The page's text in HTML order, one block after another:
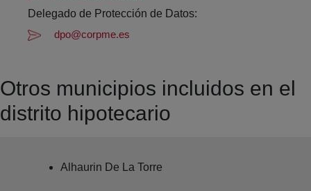
Delegado de Protección de Datos:
dpo@corpme.es
Otros municipios incluidos en el
distrito hipotecario
Alhaurin De La Torre